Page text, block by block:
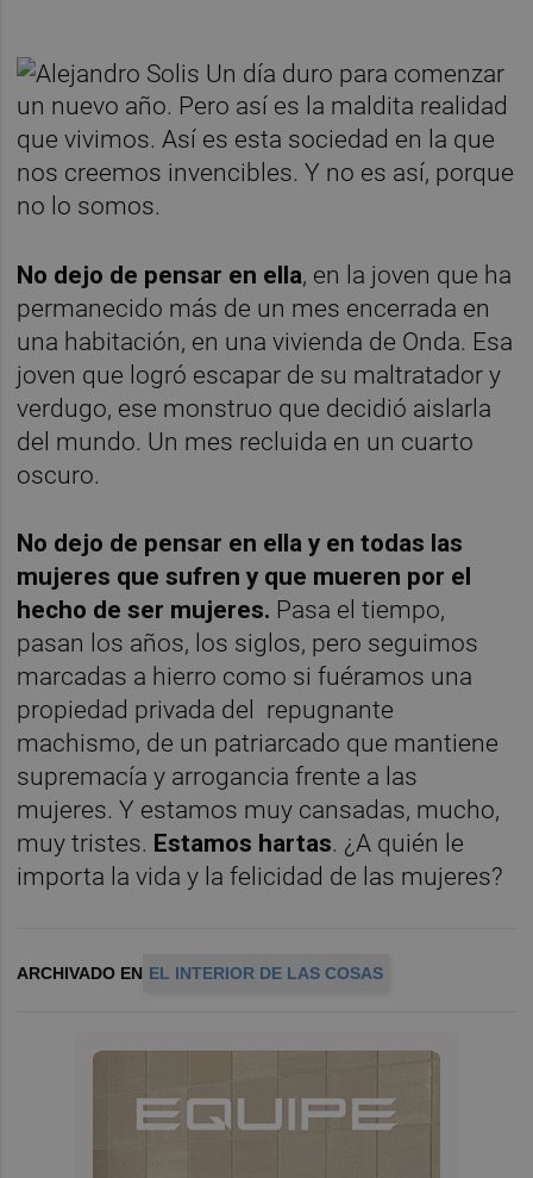
Un día duro para comenzar
un nuevo año. Pero así es la maldita realidad
que vivimos. Así es esta sociedad en la que
nos creemos invencibles. Y no es así, porque
no lo somos.
No dejo de pensar en ella, en la joven que ha
permanecido más de un mes encerrada en
una habitación, en una vivienda de Onda. Esa
joven que logró escapar de su maltratador y
verdugo, ese monstruo que decidió aislarla
del mundo. Un mes recluida en un cuarto
oscuro.
No dejo de pensar en ella y en todas las
mujeres que sufren y que mueren por el
hecho de ser mujeres. Pasa el tiempo,
pasan los años, los siglos, pero seguimos
marcadas a hierro como si fuéramos una
propiedad privada del
repugnante
machismo, de un patriarcado que mantiene
supremacía y arrogancia frente a las
mujeres. Y estamos muy cansadas, mucho,
muy tristes. Estamos hartas. ¿A quién le
importa la vida y la felicidad de las mujeres?
ARCHIVADO EN EL INTERIOR DE LAS COSAS